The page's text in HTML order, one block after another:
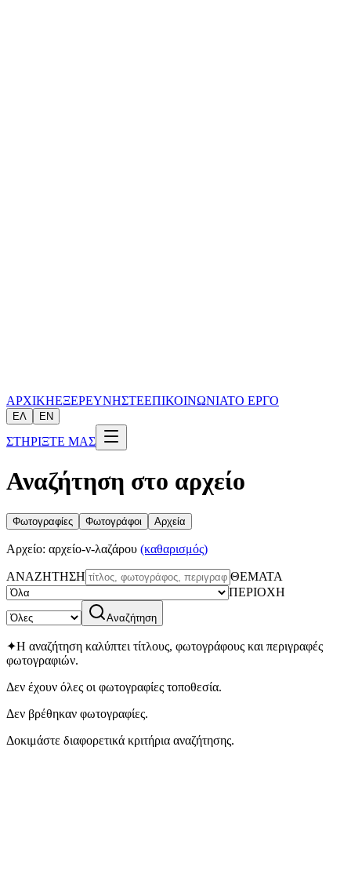
ΑΡΧΙΚΗΕΞΕΡΕΥΝΗΣΤΕΕΠΙΚΟΙΝΩΝΙΑΤΟ ΕΡΓΟ
ΕΛ EN
ΣΤΗΡΙΞΤΕ ΜΑΣ
Αναζήτηση στο αρχείο
Φωτογραφίες Φωτογράφοι Αρχεία
Αρχείο: αρχείο-ν-λαζάρου (καθαρισμός)
ΑΝΑΖΗΤΗΣΗ
ΘΕΜΑΤΑ
ΠΕΡΙΟΧΗ
Αναζήτηση
✦Η αναζήτηση καλύπτει τίτλους, φωτογράφους και περιγραφές
φωτογραφιών.
Δεν έχουν όλες οι φωτογραφίες τοποθεσία.
Δεν βρέθηκαν φωτογραφίες.
Δοκιμάστε διαφορετικά κριτήρια αναζήτησης.